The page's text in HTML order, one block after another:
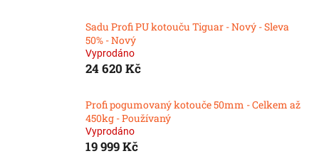
Sadu Profi PU kotouču Tiguar - Nový - Sleva
50% - Nový
Vyprodáno
24 620 Kč
Profi pogumovaný kotouče 50mm - Celkem až
450kg - Používaný
Vyprodáno
19 999 Kč